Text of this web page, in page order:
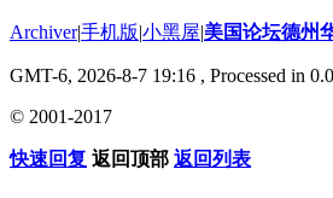
Archiver|手机版|小黑屋|美国论坛德州
GMT-6, 2026-8-7 19:16 , Processed in
© 2001-2017
快速回复 返回顶部 返回列表